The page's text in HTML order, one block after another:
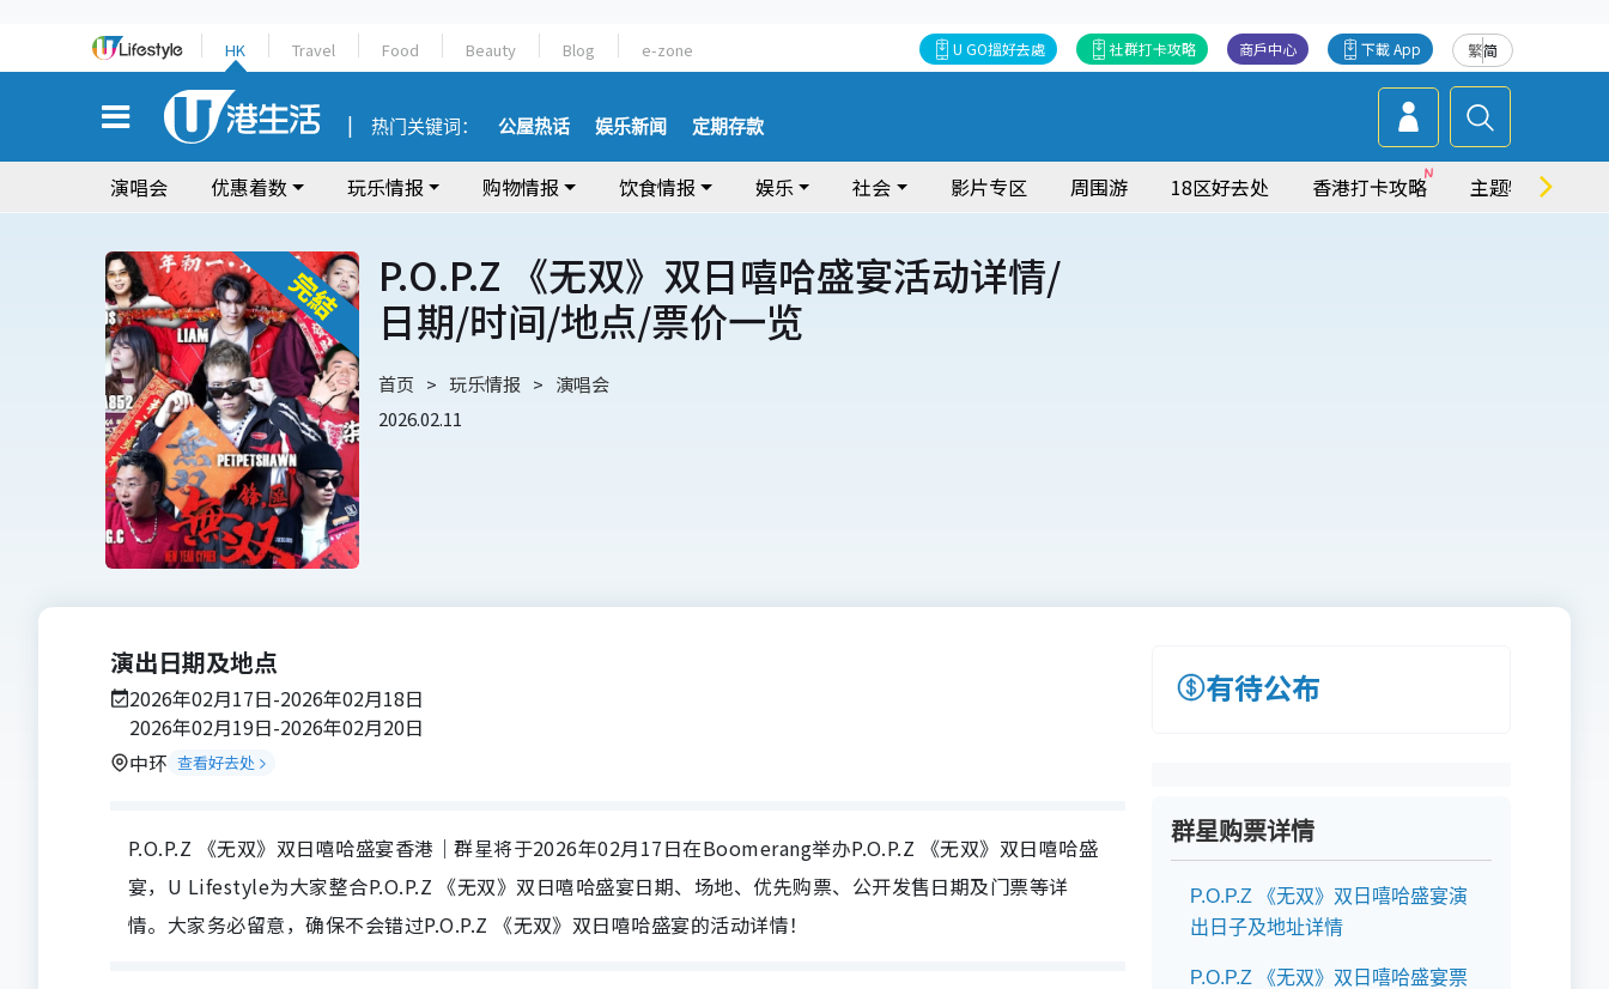
HK Travel Food Beauty Blog e-zone 繁简
下載 App
商戶中心
社群打卡攻略
U GO搵好去處
热门关键词： 公屋热话 娱乐新闻 定期存款
演唱会 优惠着数 玩乐情报 购物情报 饮食情报 娱乐 社会 影片专区 周围游 18区好去处 香港打卡攻略 主题特集
P.O.P.Z 《无双》双日嘻哈盛宴活动详情/
日期/时间/地点/票价一览
首页 玩乐情报
演唱会
2026.02.11
演出日期及地点
2026年02月17日-2026年02月18日
2026年02月19日-2026年02月20日
中环 查看好去处
P.O.P.Z 《无双》双日嘻哈盛宴香港｜群星将于2026年02月17日在Boomerang举办P.O.P.Z 《无双》双日嘻哈盛
宴，U Lifestyle为大家整合P.O.P.Z 《无双》双日嘻哈盛宴日期、场地、优先购票、公开发售日期及门票等详
情。大家务必留意，确保不会错过P.O.P.Z 《无双》双日嘻哈盛宴的活动详情！
有待公布
群星购票详情
P.O.P.Z 《无双》双日嘻哈盛宴演
出日子及地址详情
P.O.P.Z 《无双》双日嘻哈盛宴票